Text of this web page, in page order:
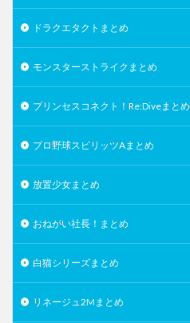
ドラクエタクトまとめ
モンスターストライクまとめ
プリンセスコネクト！Re:Diveまとめ
プロ野球スピリッツAまとめ
放置少女まとめ
おねがい社長！まとめ
白猫シリーズまとめ
リネージュ2Mまとめ